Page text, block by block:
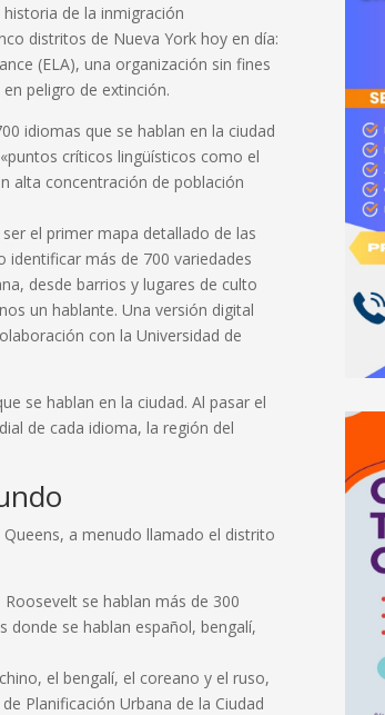
de la inmigración
distritos de Nueva York hoy en día:
(ELA), una organización sin fines
peligro de extinción.
idiomas que se hablan en la ciudad
críticos lingüísticos como el
alta concentración de población
el primer mapa detallado de las
identificar más de 700 variedades
desde barrios y lugares de culto
un hablante. Una versión digital
con la Universidad de
se hablan en la ciudad. Al pasar el
de cada idioma, la región del
a menudo llamado el distrito
se hablan más de 300
se hablan español, bengalí,
el bengalí, el coreano y el ruso,
Planificación Urbana de la Ciudad